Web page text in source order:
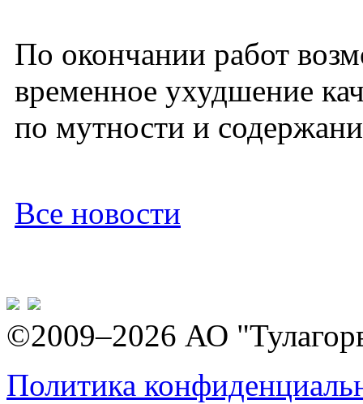
По окончании работ
временное ухудшение
по мутности и
Все новости
©2009–2026 АО
Политика